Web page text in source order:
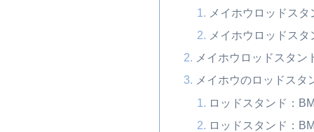
メイホウロッドス
メイホウロッドス
メイホウロッドスタ
メイホウのロッドスタ
ロッドスタンド：
ロッドスタンド：